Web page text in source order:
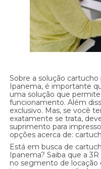
Sobre a solução
Ipanema, é importante
uma solução que
funcionamento. Além
exclusivo. Mas, se você
exatamente se trata,
suprimento para
opções acerca de:
Está em busca de
Ipanema? Saiba que a
no segmento de locação